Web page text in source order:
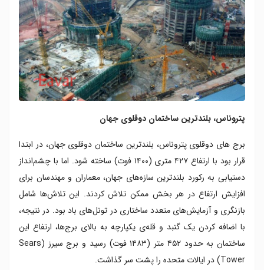
پتروناس، بلندترین ساختمان دوقلوی جهان
برج های دوقلوی پتروناس، بلندترین ساختمان دوقلوی جهان، در ابتدا
قرار بود با ارتفاع ۴۲۷ متری (۱۴۰۰ فوت) ساخته شود. اما با چشم‌انداز
دستیابی به رکورد بلندترین سازه‌های جهان، معماران و مهندسان برای
افزایش ارتفاع در هر بخش ممکن تلاش کردند. این تلاش‌ها شامل
بازنگری و آزمایش‌های متعدد ساختاری در تونل‌های باد بود. در نتیجه،
با اضافه کردن یک گنبد و قله‌ی یکپارچه به بالای برج‌ها، ارتفاع این
ساختمان به حدود ۴۵۲ متر (۱۴۸۳ فوت) رسید و برج سیرز (Sears
Tower) در ایالات متحده را پشت سر گذاشت.